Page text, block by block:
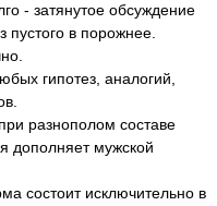
- затянутое обсуждение
пустого в порожнее.
гипотез, аналогий,
разнополом составе
дополняет мужской
исключительно в